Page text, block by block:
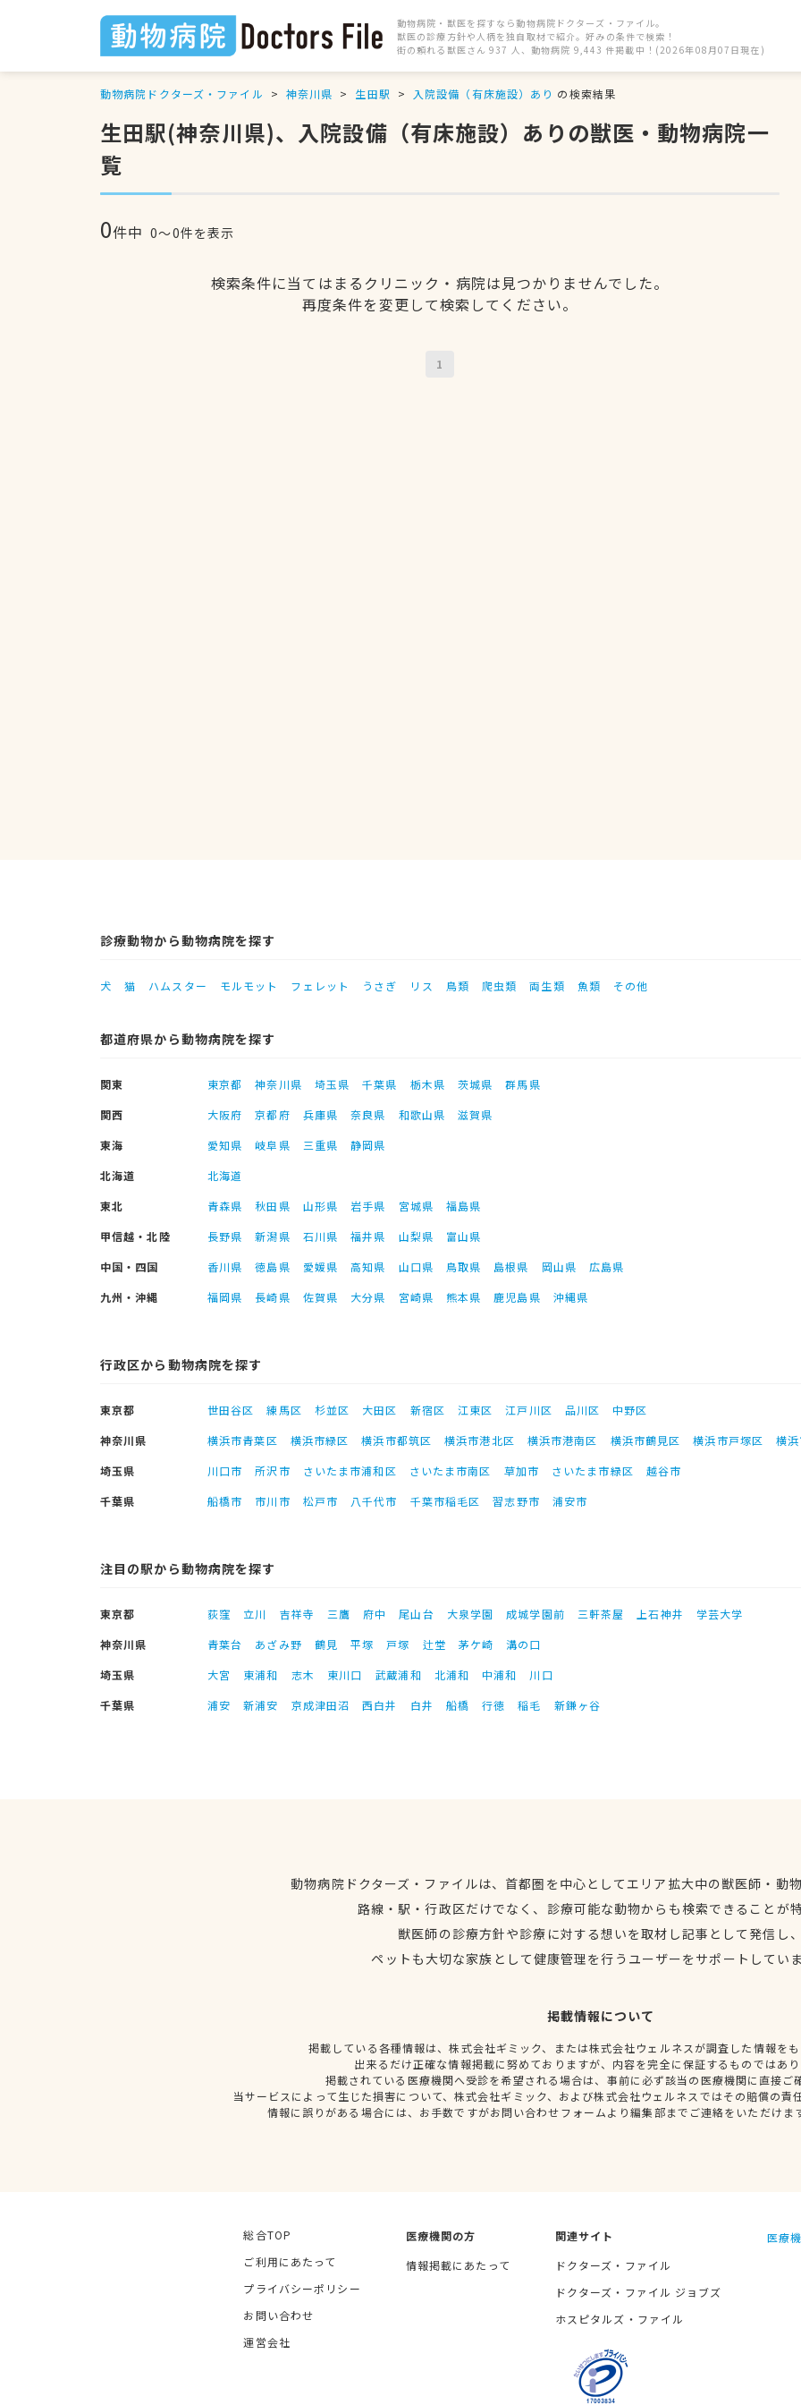
動物病院・獣医を探すなら動物病院ドクターズ・ファイル。
獣医の診療方針や人柄を独自取材で紹介。好みの条件で検索！
街の頼れる獣医さん 937 人、動物病院 9,443 件掲載中！(2026年08月07日現在)
動物病院ドクターズ・ファイル 神奈川県 生田駅 入院設備（有床施設）あり の検索結果
生田駅(神奈川県)、入院設備（有床施設）ありの獣医・動物病院一
覧
0件中 0〜0件を表示
検索条件に当てはまるクリニック・病院は見つかりませんでした。
再度条件を変更して検索してください。
1
診療動物から動物病院を探す
犬 猫 ハムスター モルモット フェレット うさぎ リス 鳥類 爬虫類 両生類 魚類 その他
都道府県から動物病院を探す
関東 東京都 神奈川県 埼玉県 千葉県 栃木県 茨城県
群馬県
関西
大阪府 京都府 兵庫県 奈良県 和歌山県
滋賀県
東海
愛知県 岐阜県 三重県
静岡県
北海道
北海道
東北
青森県 秋田県 山形県 岩手県 宮城県
福島県
甲信越・北陸
長野県 新潟県 石川県 福井県 山梨県
富山県
中国・四国
香川県 徳島県 愛媛県 高知県 山口県 鳥取県 島根県 岡山県
広島県
九州・沖縄
福岡県 長崎県 佐賀県 大分県 宮崎県 熊本県 鹿児島県 沖縄県
行政区から動物病院を探す
東京都 世田谷区 練馬区 杉並区 大田区 新宿区 江東区 江戸川区 品川区
中野区
神奈川県
横浜市青葉区 横浜市緑区 横浜市都筑区 横浜市港北区 横浜市港南区 横浜市鶴見区 横浜市戸塚区
横
埼玉県
川口市 所沢市 さいたま市浦和区 さいたま市南区 草加市 さいたま市緑区
越谷市
千葉県
船橋市 市川市 松戸市 八千代市 千葉市稲毛区 習志野市 浦安市
注目の駅から動物病院を探す
東京都 荻窪 立川 吉祥寺 三鷹 府中 尾山台 大泉学園 成城学園前 三軒茶屋 上石神井
学芸大学
神奈川県
青葉台 あざみ野 鶴見 平塚 戸塚 辻堂 茅ケ崎
溝の口
埼玉県
大宮 東浦和 志木 東川口 武蔵浦和 北浦和 中浦和
川口
千葉県
浦安 新浦安 京成津田沼 西白井 白井 船橋 行徳 稲毛 新鎌ヶ谷
動物病院ドクターズ・ファイルは、首都圏を中心としてエリア拡大中の獣医師・動
路線・駅・行政区だけでなく、診療可能な動物からも検索できることが
獣医師の診療方針や診療に対する想いを取材し記事として発信し
ペットも大切な家族として健康管理を行うユーザーをサポートしてい
掲載情報について
掲載している各種情報は、株式会社ギミック、または株式会社ウェルネスが調査した情報を
出来るだけ正確な情報掲載に努めておりますが、内容を完全に保証するものではあ
掲載されている医療機関へ受診を希望される場合は、事前に必ず該当の医療機関に直接ご
当サービスによって生じた損害について、株式会社ギミック、および株式会社ウェルネスではその賠償の責
情報に誤りがある場合には、お手数ですがお問い合わせフォームより編集部までご連絡をいただけま
総合TOP
ご利用にあたって
プライバシーポリシー
お問い合わせ
運営会社
医療機関の方
情報掲載にあたって
関連サイト
ドクターズ・ファイル
ドクターズ・ファイル ジョブズ
ホスピタルズ・ファイル
医療